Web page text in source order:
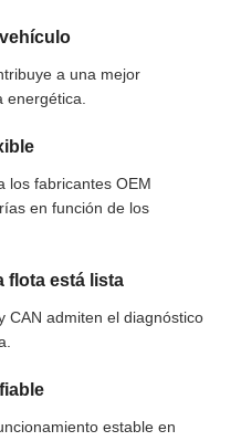
a una mejor
los fabricantes OEM
en función de los
flota está lista
CAN admiten el diagnóstico
estable en